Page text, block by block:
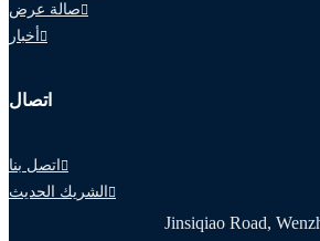
صالة عرض
أخبار
اتصال
اتصل بنا
الشريك الحديث